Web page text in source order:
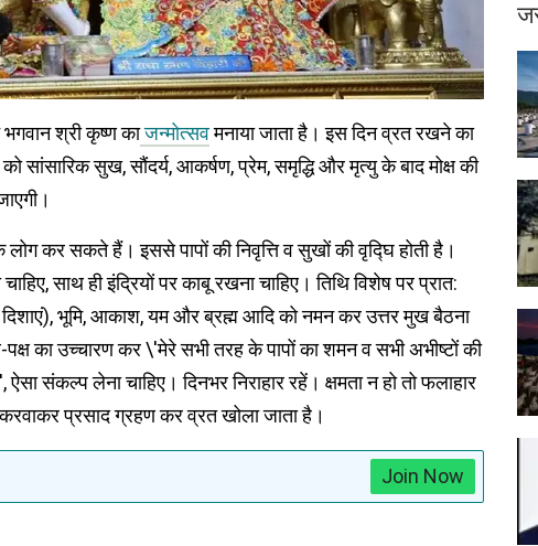
भगवान श्री कृष्ण काजन्मोत्सवमनाया जाता है। इस दिन व्रत रखने का
सांसारिक सुख, सौंदर्य, आकर्षण, प्रेम, समृद्धि और मृत्यु के बाद मोक्ष की
कर सकते हैं। इससे पापों की निवृत्ति व सुखों की वृद्घि होती है।
साथ ही इंद्रियों पर काबू रखना चाहिए। तिथि विशेष पर प्रात:
दिशाएं), भूमि, आकाश, यम और ब्रह्म आदि को नमन कर उत्तर मुख बैठना
का उच्चारण कर \'मेरे सभी तरह के पापों का शमन व सभी अभीष्टों की
संकल्प लेना चाहिए। दिनभर निराहार रहें। क्षमता न हो तो फलाहार
प्रसाद ग्रहण कर व्रत खोला जाता है।
Join Now